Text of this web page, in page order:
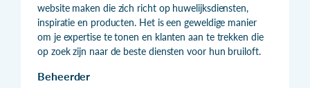
website maken die zich richt op huwelijksdiensten,
inspiratie en producten. Het is een geweldige manier
om je expertise te tonen en klanten aan te trekken die
op zoek zijn naar de beste diensten voor hun bruiloft.
Beheerder